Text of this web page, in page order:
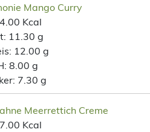
Mango Curry
Kcal
11.30 g
12.00 g
8.00 g
7.30 g
Meerrettich Creme
Kcal